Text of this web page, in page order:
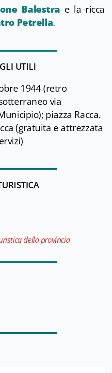
Balestra e la ricca
Petrella.
UTILI
1944 (retro
via
piazza Racca.
(gratuita e attrezzata
della provincia